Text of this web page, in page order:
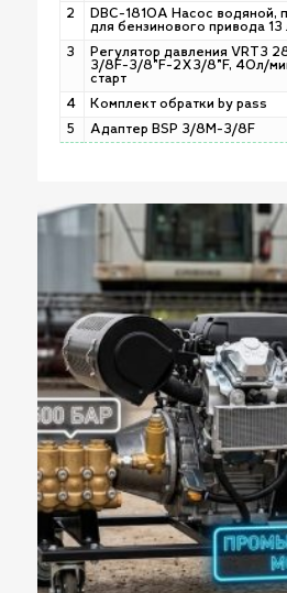
2
DBC-1810A Насос водяной,
для бензинового привода 13
3
Регулятор давления VRT3
3/8F-3/8"F-2X3/8"F, 40л/
старт
4 Комплект обратки by pass
5
Адаптер BSP 3/8M-3/8F